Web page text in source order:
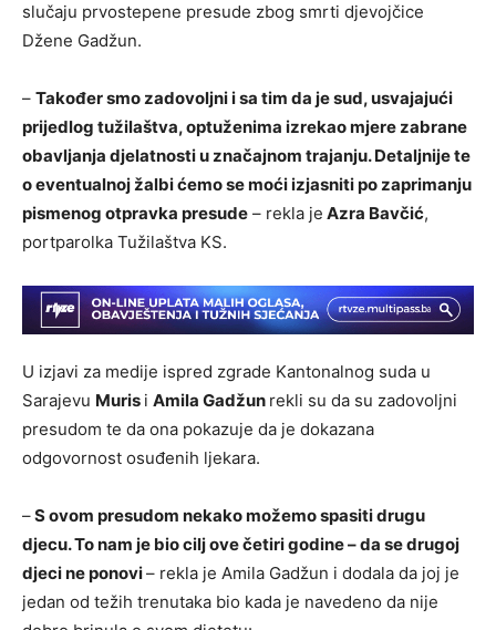
slučaju prvostepene presude zbog smrti djevojčice
Džene Gadžun.
– Također smo zadovoljni i sa tim da je sud, usvajajući
prijedlog tužilaštva, optuženima izrekao mjere zabrane
obavljanja djelatnosti u značajnom trajanju. Detaljnije te
o eventualnoj žalbi ćemo se moći izjasniti po zaprimanju
pismenog otpravka presude – rekla je Azra Bavčić,
portparolka Tužilaštva KS.
U izjavi za medije ispred zgrade Kantonalnog suda u
Sarajevu Muris i Amila Gadžun rekli su da su zadovoljni
presudom te da ona pokazuje da je dokazana
odgovornost osuđenih ljekara.
–S ovom presudom nekako možemo spasiti drugu
djecu. To nam je bio cilj ove četiri godine – da se drugoj
djeci ne ponovi– rekla je Amila Gadžun i dodala da joj je
jedan od težih trenutaka bio kada je navedeno da nije